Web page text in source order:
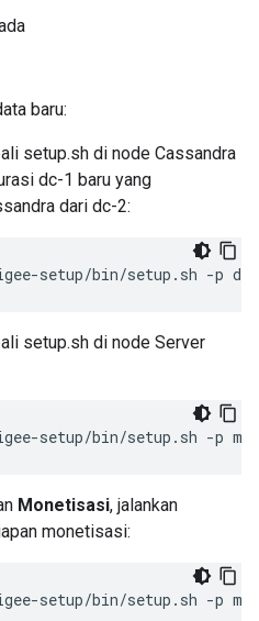
baru:
setup.sh di node Cassandra
dc-1 baru yang
dari dc-2:
setup/bin/setup.sh -p
setup.sh di node Server
setup/bin/setup.sh -p
Monetisasi, jalankan
monetisasi:
setup/bin/setup.sh -p